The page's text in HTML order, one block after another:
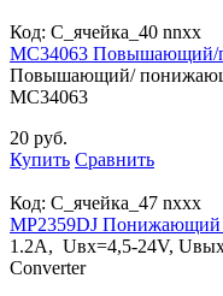
Код: С_ячейка_40 nnxx
MC34063 Повышающий/
Повышающий/
MC34063
20 руб.
Купить Сравнить
Код: С_ячейка_47 nxxx
MP2359DJ Понижающий
1.2A, Uвх=4,5-24V,
Converter